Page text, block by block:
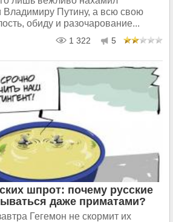
Владимиру Путину, а всю свою
обиду и разочарование...
1 322 5
шпрот: почему русские
даже приматами?
Гегемон не скормит их